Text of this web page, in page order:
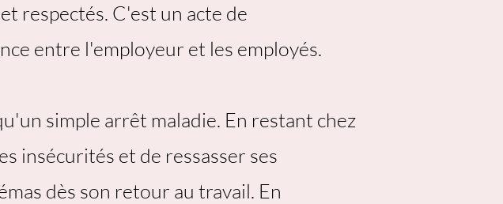
respectés. C'est un acte de
entre l'employeur et les employés.
simple arrêt maladie. En restant chez
insécurités et de ressasser ses
dès son retour au travail. En